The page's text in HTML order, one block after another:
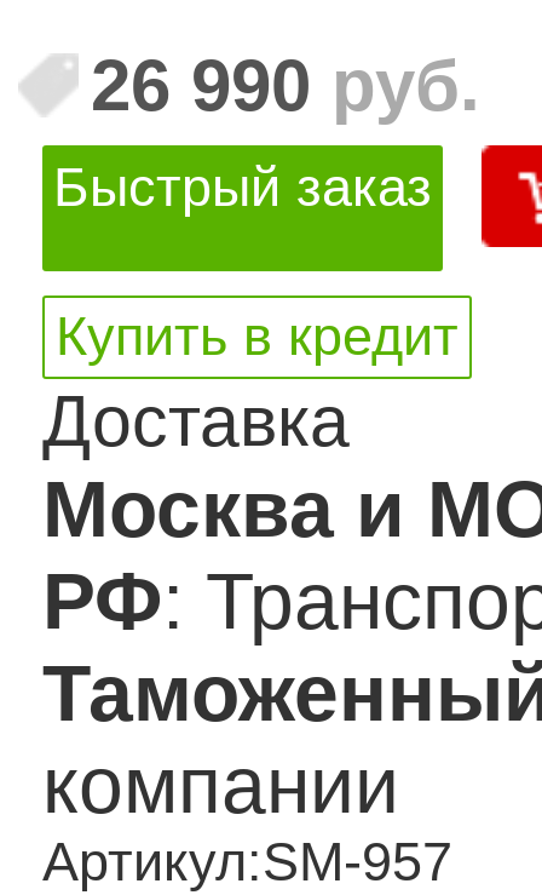
26 990 руб.
Быстрый заказ
Купить в кредит
Доставка
Москва и
РФ:
компании
Артикул:SM-957